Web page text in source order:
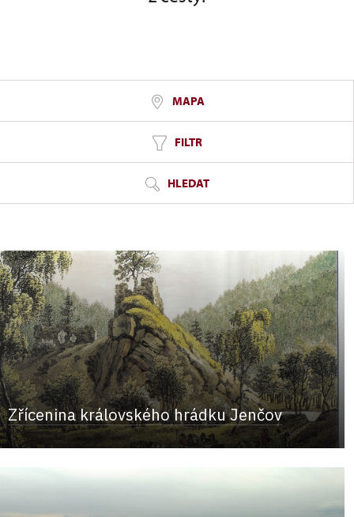
MAPA
FILTR
HLEDAT
Zřícenina královského hrádku Jenčov